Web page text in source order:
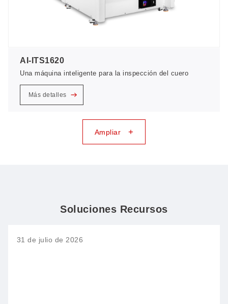
AI-ITS1620
Una máquina inteligente para la inspección del cuero
Más detalles
Ampliar +
Soluciones Recursos
31 de julio de 2026